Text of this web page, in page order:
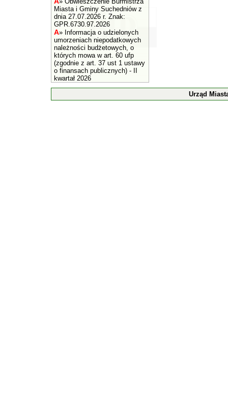
Miasta i Gminy Suchedniów z
dnia 27.07.2026 r. Znak:
GPR.6730.97.2026
A» Informacja o udzielonych
umorzeniach niepodatkowych
należności budżetowych, o
których mowa w art. 60 ufp
(zgodnie z art. 37 ust 1 ustawy
o finansach publicznych) - II
kwartał 2026
Urząd